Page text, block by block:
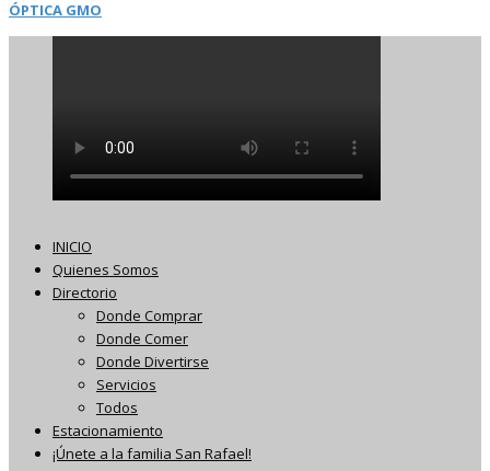
ÓPTICA GMO
INICIO
Quienes Somos
Directorio
Donde Comprar
Donde Comer
Donde Divertirse
Servicios
Todos
Estacionamiento
¡Únete a la familia San Rafael!